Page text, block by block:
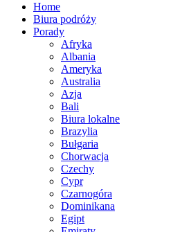
Home
Biura podróży
Porady
Afryka
Albania
Ameryka
Australia
Azja
Bali
Biura lokalne
Brazylia
Bułgaria
Chorwacja
Czechy
Cypr
Czarnogóra
Dominikana
Egipt